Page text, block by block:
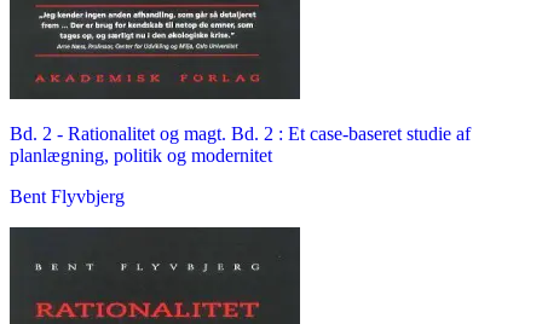
Bd. 2 - Rationalitet og magt. Bd. 2 : Et case-baseret studie af
planlægning, politik og modernitet
Bent Flyvbjerg